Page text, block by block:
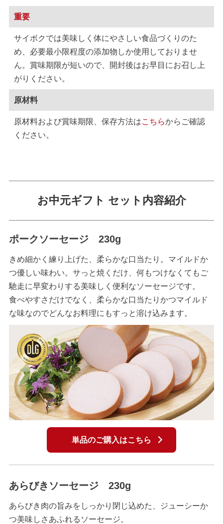
重要
サイボクでは美味しく体にやさしい食品づくりのた
め、必要最小限程度の添加物しか使用しておりませ
ん。賞味期限が短いので、開封後はお早目にお召し上
がりください。
原材料
原材料および賞味期限、保存方法はこちらからご確認
ください。
お中元ギフト セット内容紹介
ポークソーセージ 230g
きめ細かく練り上げた、柔らかな口当たり。マイルドか
つ優しい味わい。サっと焼くだけ、何もつけなくてもご
馳走に早変わりする美味しく便利なソーセージです。
食べやすさだけでなく、柔らかな口当たりかつマイルド
な味なのでどんなお料理にもすっと溶け込みます。
単品のご購入はこちら
あらびきソーセージ 230g
あらびき肉の旨みをしっかり閉じ込めた、ジューシーか
つ美味しさあふれるソーセージ。